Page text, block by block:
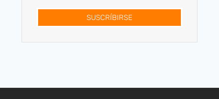
SUSCRÍBIRSE